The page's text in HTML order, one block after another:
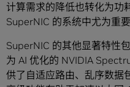
计算需求的降低也转化为功
SuperNIC 的系统中尤为重要
SuperNIC 的其他显著特性
为 AI 优化的 NVIDIA
供了自适应路由、乱序数据